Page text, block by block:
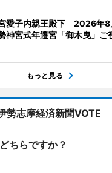
愛子内親王殿下 2026年
神宮式年遷宮「御木曳」ご
もっと見る
勢志摩経済新聞VOTE
ちらですか？